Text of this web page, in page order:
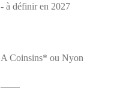
- à définir en 2027
A Coinsins* ou Nyon